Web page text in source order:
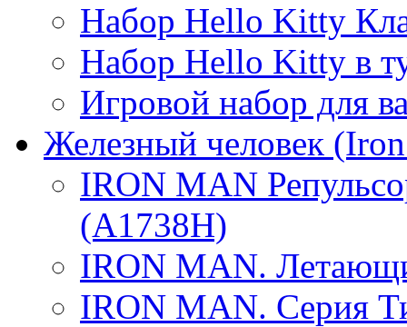
Набор Hello Kitty
Набор Hello Kitty в
Игровой набор для
Железный человек
IRON MAN
(A1738H)
IRON MAN.
IRON MAN. Серия